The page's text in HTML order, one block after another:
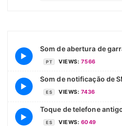
▶
Som de abertura de
PT VIEWS: 7566
▶
Som de notificação de
ES VIEWS: 7436
▶
Toque de telefone
ES VIEWS: 6049